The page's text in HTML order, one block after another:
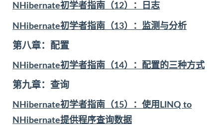
NHibernate初学者指南（12）：日志
NHibernate初学者指南（13）：监测与分析
第八章：配置
NHibernate初学者指南（14）：配置的三种方式
第九章：查询
NHibernate初学者指南（15）：使用LINQ to
NHibernate提供程序查询数据